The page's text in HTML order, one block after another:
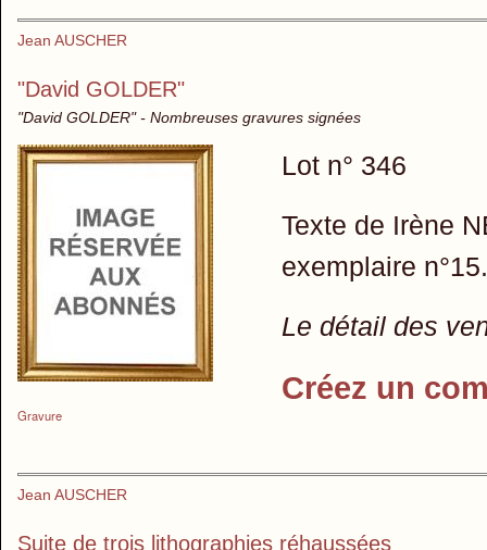
Jean AUSCHER
"David GOLDER"
"David GOLDER" - Nombreuses gravures signées
Gravure
Lot n° 346
Texte de Irène
exemplaire
Le détail des
Créez un
Jean AUSCHER
Suite de trois lithographies réhaussées